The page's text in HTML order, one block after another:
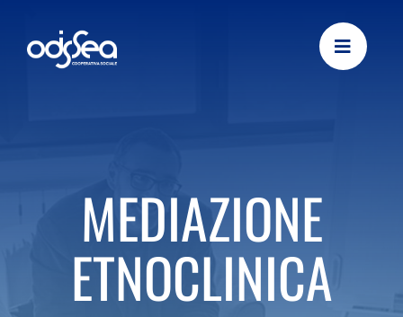
content
MEDIAZIONE
ETNOCLINICA